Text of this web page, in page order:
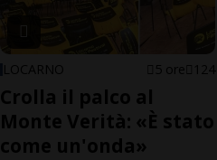
LOCARNO 5 ore 124
Crolla il palco al
Monte Verità: «È stato
come un'onda»